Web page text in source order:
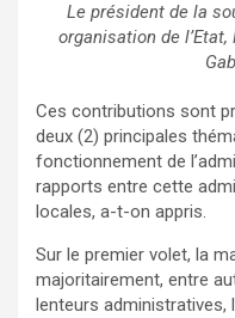
Le président de la
organisation de
Ces contributions sont
deux (2) principales
fonctionnement de
rapports entre cette
locales, a-t-on appris.
Sur le premier volet, la
majoritairement, entre
lenteurs administratives,